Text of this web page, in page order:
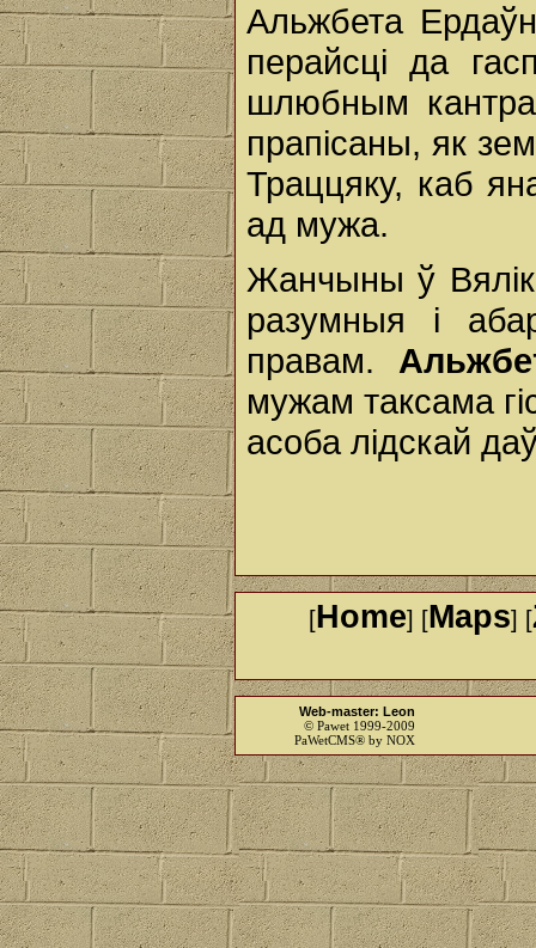
Альжбета
перайсці да
шлюбным
прапісаны, як
Траццяку, каб
ад мужа.
Жанчыны ў
разумныя і
правам.
мужам таксама
асоба лідскай
[Home] [Maps] [
Web-master: Leon
© Pawet 1999-2009
PaWetCMS® by NOX